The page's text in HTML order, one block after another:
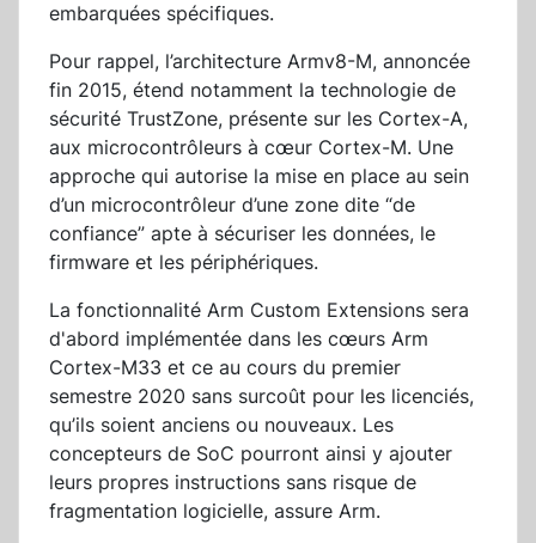
embarquées spécifiques.
Pour rappel, l’architecture Armv8-M, annoncée
fin 2015, étend notamment la technologie de
sécurité TrustZone, présente sur les Cortex-A,
aux microcontrôleurs à cœur Cortex-M. Une
approche qui autorise la mise en place au sein
d’un microcontrôleur d’une zone dite “de
confiance” apte à sécuriser les données, le
firmware et les périphériques.
La fonctionnalité Arm Custom Extensions sera
d'abord implémentée dans les cœurs Arm
Cortex-M33 et ce au cours du premier
semestre 2020 sans surcoût pour les licenciés,
qu’ils soient anciens ou nouveaux. Les
concepteurs de SoC pourront ainsi y ajouter
leurs propres instructions sans risque de
fragmentation logicielle, assure Arm.